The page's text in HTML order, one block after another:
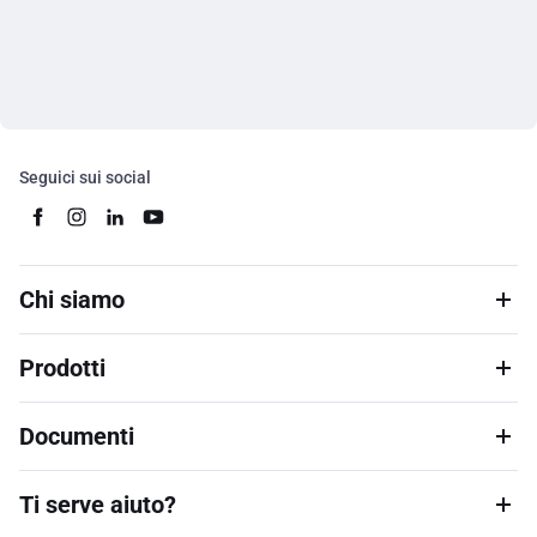
Seguici sui social
Chi siamo
Prodotti
Documenti
Ti serve aiuto?